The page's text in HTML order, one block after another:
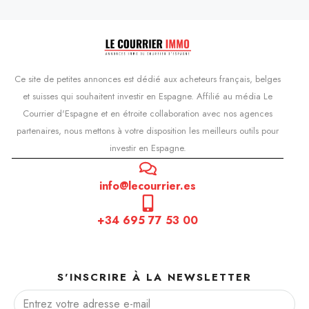
Ce site de petites annonces est dédié aux acheteurs français, belges
et suisses qui souhaitent investir en Espagne. Affilié au média Le
Courrier d'Espagne et en étroite collaboration avec nos agences
partenaires, nous mettons à votre disposition les meilleurs outils pour
investir en Espagne.
info@lecourrier.es
+34 695 77 53 00
S'INSCRIRE À LA NEWSLETTER